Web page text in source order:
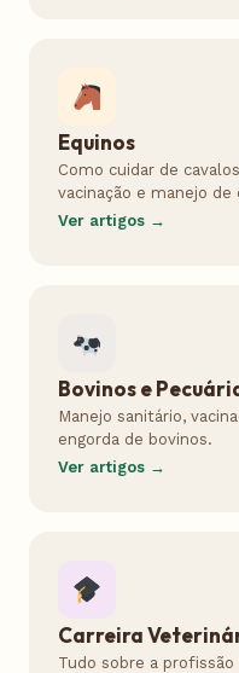
Equinos
Como cuidar de
vacinação e manejo de
Ver artigos →
Bovinos e
Manejo sanitário,
engorda de bovinos.
Ver artigos →
Carreira
Tudo sobre a